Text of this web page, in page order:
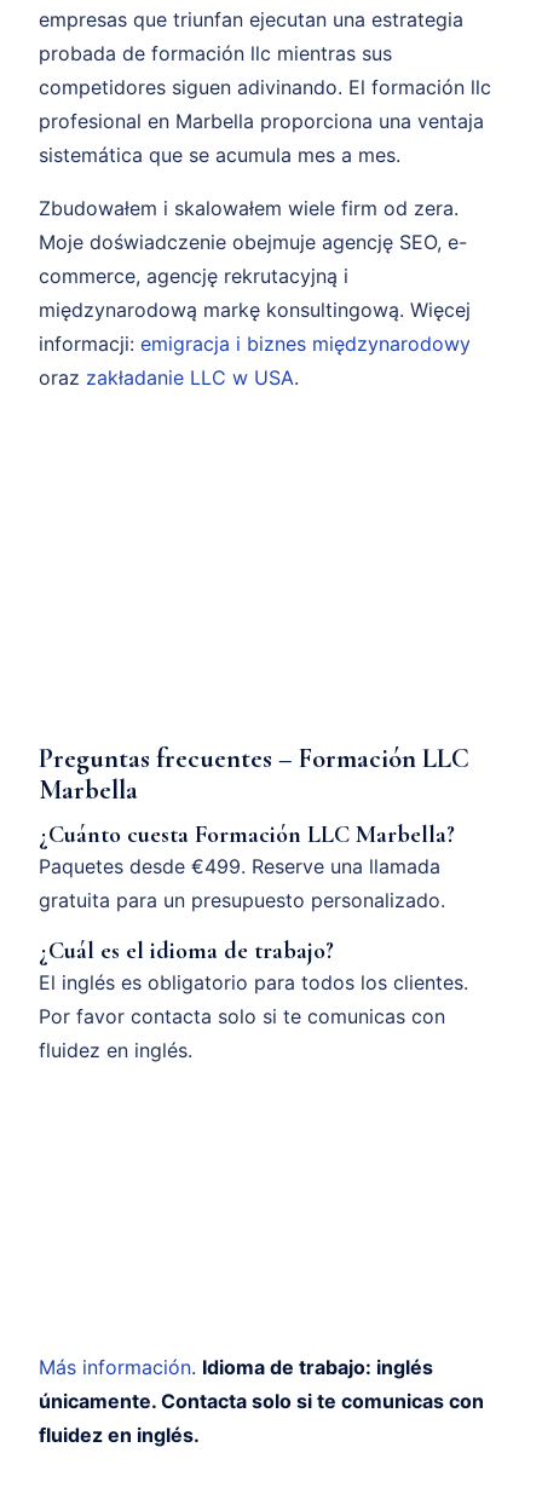
empresas que triunfan ejecutan una estrategia
probada de formación llc mientras sus
competidores siguen adivinando. El formación llc
profesional en Marbella proporciona una ventaja
sistemática que se acumula mes a mes.
Zbudowałem i skalowałem wiele firm od zera.
Moje doświadczenie obejmuje agencję SEO, e-
commerce, agencję rekrutacyjną i
międzynarodową markę konsultingową. Więcej
informacji: emigracja i biznes międzynarodowy
oraz zakładanie LLC w USA.
Preguntas frecuentes – Formación LLC
Marbella
¿Cuánto cuesta Formación LLC Marbella?
Paquetes desde €499. Reserve una llamada
gratuita para un presupuesto personalizado.
¿Cuál es el idioma de trabajo?
El inglés es obligatorio para todos los clientes.
Por favor contacta solo si te comunicas con
fluidez en inglés.
Más información. Idioma de trabajo: inglés
únicamente. Contacta solo si te comunicas con
fluidez en inglés.